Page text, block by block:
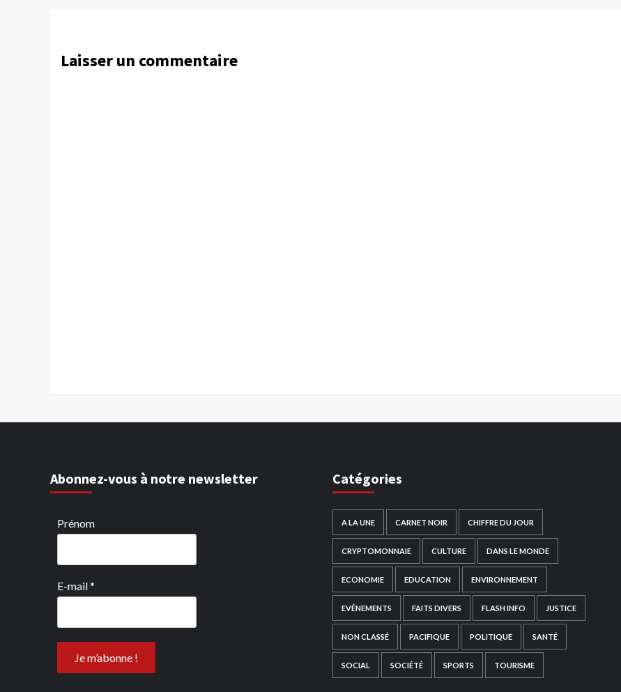
Laisser un commentaire
Abonnez-vous à notre newsletter
Prénom
E-mail*
Catégories
A LA UNE CARNET NOIR CHIFFRE DU JOUR
CRYPTOMONNAIE CULTURE DANS LE MONDE
ECONOMIE EDUCATION ENVIRONNEMENT
EVÉNEMENTS FAITS DIVERS FLASH INFO JUSTICE
NON CLASSÉ PACIFIQUE POLITIQUE SANTÉ
SOCIAL SOCIÉTÉ SPORTS TOURISME